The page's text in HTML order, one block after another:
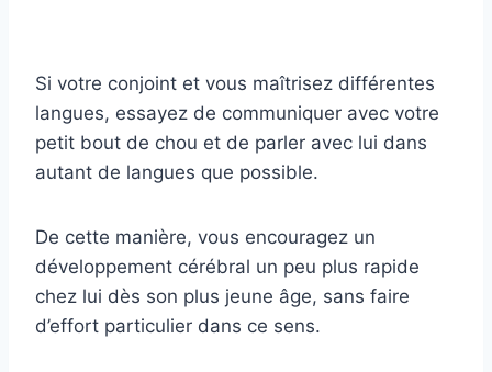
Si votre conjoint et vous maîtrisez différentes
langues, essayez de communiquer avec votre
petit bout de chou et de parler avec lui dans
autant de langues que possible.
De cette manière, vous encouragez un
développement cérébral un peu plus rapide
chez lui dès son plus jeune âge, sans faire
d’effort particulier dans ce sens.